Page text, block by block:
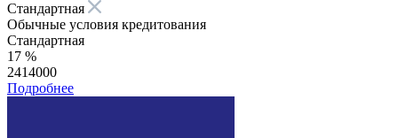
Стандартная
Обычные условия кредитования
Стандартная
17 %
2414000
Подробнее